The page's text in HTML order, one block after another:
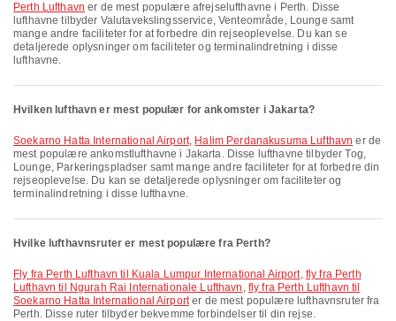
Perth Lufthavn er de mest populære afrejselufthavne i Perth. Disse
lufthavne tilbyder Valutavekslingsservice, Venteområde, Lounge samt
mange andre faciliteter for at forbedre din rejseoplevelse. Du kan se
detaljerede oplysninger om faciliteter og terminalindretning i disse
lufthavne.
Hvilken lufthavn er mest populær for ankomster i Jakarta?
Soekarno Hatta International Airport, Halim Perdanakusuma Lufthavn er de
mest populære ankomstlufthavne i Jakarta. Disse lufthavne tilbyder Tog,
Lounge, Parkeringspladser samt mange andre faciliteter for at forbedre din
rejseoplevelse. Du kan se detaljerede oplysninger om faciliteter og
terminalindretning i disse lufthavne.
Hvilke lufthavnsruter er mest populære fra Perth?
fly fra Perth Lufthavn til Kuala Lumpur International Airport, fly fra Perth
Lufthavn til Ngurah Rai Internationale Lufthavn , fly fra Perth Lufthavn til
Soekarno Hatta International Airporter de mest populære lufthavnsruter fra
Perth. Disse ruter tilbyder bekvemme forbindelser til din rejse.